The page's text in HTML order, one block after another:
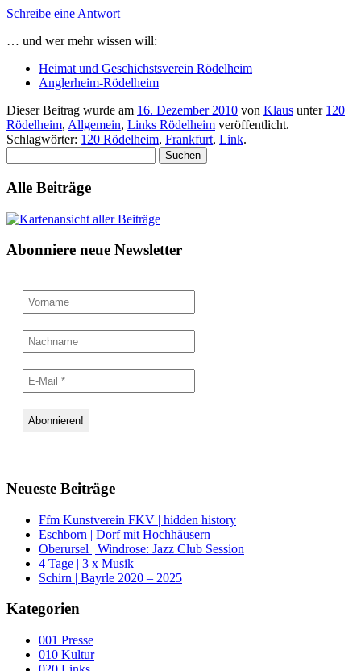
Schreibe eine Antwort
… und wer mehr wissen will:
Heimat und Geschichstsverein Rödelheim
Anglerheim-Rödelheim
Dieser Beitrag wurde am 16. Dezember 2010 von Klaus unter 120
Rödelheim, Allgemein, Links Rödelheim veröffentlicht.
Schlagwörter: 120 Rödelheim, Frankfurt, Link.
nach:
Alle Beiträge
Abonniere neue Newsletter
Neueste Beiträge
Ffm Kunstverein FKV | hidden history
Eschborn | Dorf mit Hochhäusern
Oberursel | Windrose: Jazz Club Session
4 Tage | 3 x Musik
Schirn | Bayrle 2020 – 2025
Kategorien
001 Presse
010 Kultur